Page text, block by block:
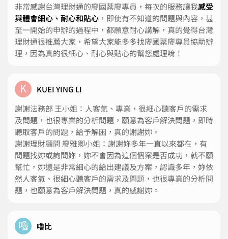
非常感謝台灣理財通的廖國棻廖專員，每次的服務讓我感受
與體會細心、耐心和貼心 ，即使有不知道的問題與內容，甚
至一開始的申辦的過程中，都願意耐心講解，真的覺得台灣
理財通很推薦大家，希望大家能多多找廖國棻廖專員協助辦
理，因為真的很細心、耐心與貼心的幫您處理唷！
K
KUEI YING LI
謝謝法務部 王小姐：人客氣、專業，很細心聽客戶的需求
及問題，也很專業的分析問題，願意為客戶解決問題，即時
聽取客戶的問題，給予解困，真的謝謝妳。
謝謝理財顧問 廖雅卿小姐：謝謝妳多年一直以來都在，有
問題找妳或詢問妳，妳不會因為這個個案是否成功，就不願
幫忙，妳還是非常細心的給出建議及方案，認識多年，妳依
然人客氣、很細心聽客戶的需求及問題，也很專業的分析問
題，也願意為客戶解決問題，真的感謝妳。
嚕
嚕比